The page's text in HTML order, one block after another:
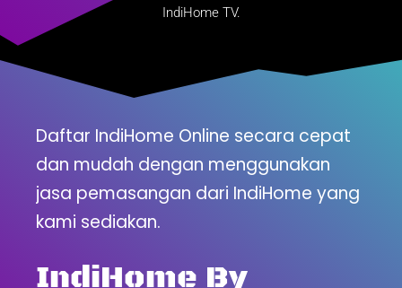
IndiHome TV.
Daftar IndiHome Online secara cepat
dan mudah dengan menggunakan
jasa pemasangan dari IndiHome yang
kami sediakan.
IndiHome By